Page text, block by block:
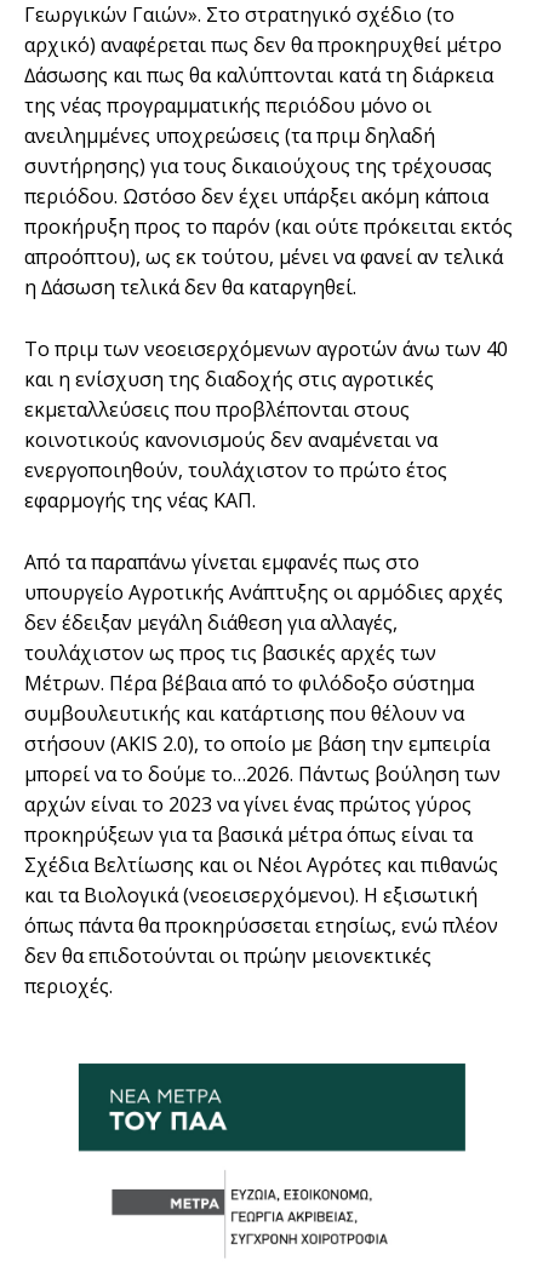
Γεωργικών Γαιών». Στο στρατηγικό σχέδιο (το
αρχικό) αναφέρεται πως δεν θα προκηρυχθεί µέτρο
∆άσωσης και πως θα καλύπτονται κατά τη διάρκεια
της νέας προγραµµατικής περιόδου µόνο οι
ανειληµµένες υποχρεώσεις (τα πριµ δηλαδή
συντήρησης) για τους δικαιούχους της τρέχουσας
περιόδου. Ωστόσο δεν έχει υπάρξει ακόµη κάποια
προκήρυξη προς το παρόν (και ούτε πρόκειται εκτός
απροόπτου), ως εκ τούτου, µένει να φανεί αν τελικά
η ∆άσωση τελικά δεν θα καταργηθεί.
Το πριµ των νεοεισερχόµενων αγροτών άνω των 40
και η ενίσχυση της διαδοχής στις αγροτικές
εκµεταλλεύσεις που προβλέπονται στους
κοινοτικούς κανονισµούς δεν αναµένεται να
ενεργοποιηθούν, τουλάχιστον το πρώτο έτος
εφαρµογής της νέας ΚΑΠ.
Από τα παραπάνω γίνεται εµφανές πως στο
υπουργείο Αγροτικής Ανάπτυξης οι αρµόδιες αρχές
δεν έδειξαν µεγάλη διάθεση για αλλαγές,
τουλάχιστον ως προς τις βασικές αρχές των
Μέτρων. Πέρα βέβαια από το φιλόδοξο σύστηµα
συµβουλευτικής και κατάρτισης που θέλουν να
στήσουν (AKIS 2.0), το οποίο µε βάση την εµπειρία
µπορεί να το δούµε το…2026. Πάντως βούληση των
αρχών είναι το 2023 να γίνει ένας πρώτος γύρος
προκηρύξεων για τα βασικά µέτρα όπως είναι τα
Σχέδια Βελτίωσης και οι Νέοι Αγρότες και πιθανώς
και τα Βιολογικά (νεοεισερχόµενοι). Η εξισωτική
όπως πάντα θα προκηρύσσεται ετησίως, ενώ πλέον
δεν θα επιδοτούνται οι πρώην µειονεκτικές
περιοχές.